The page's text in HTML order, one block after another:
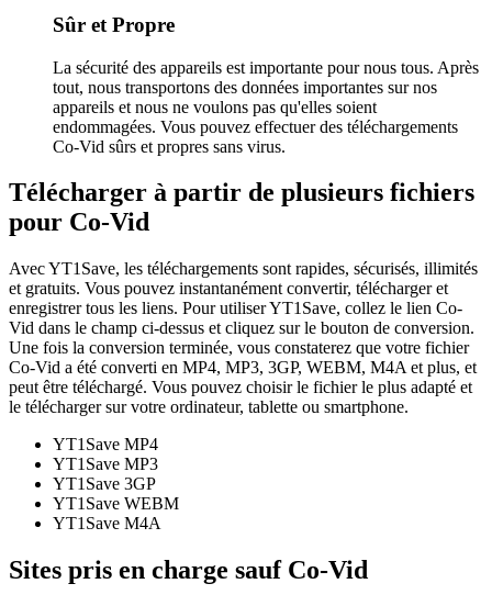
Sûr et Propre
La sécurité des appareils est importante pour nous tous. Après
tout, nous transportons des données importantes sur nos
appareils et nous ne voulons pas qu'elles soient
endommagées. Vous pouvez effectuer des téléchargements
Co-Vid sûrs et propres sans virus.
Télécharger à partir de plusieurs fichiers
pour Co-Vid
Avec YT1Save, les téléchargements sont rapides, sécurisés, illimités
et gratuits. Vous pouvez instantanément convertir, télécharger et
enregistrer tous les liens. Pour utiliser YT1Save, collez le lien Co-
Vid dans le champ ci-dessus et cliquez sur le bouton de conversion.
Une fois la conversion terminée, vous constaterez que votre fichier
Co-Vid a été converti en MP4, MP3, 3GP, WEBM, M4A et plus, et
peut être téléchargé. Vous pouvez choisir le fichier le plus adapté et
le télécharger sur votre ordinateur, tablette ou smartphone.
YT1Save MP4
YT1Save MP3
YT1Save 3GP
YT1Save WEBM
YT1Save M4A
Sites pris en charge sauf Co-Vid